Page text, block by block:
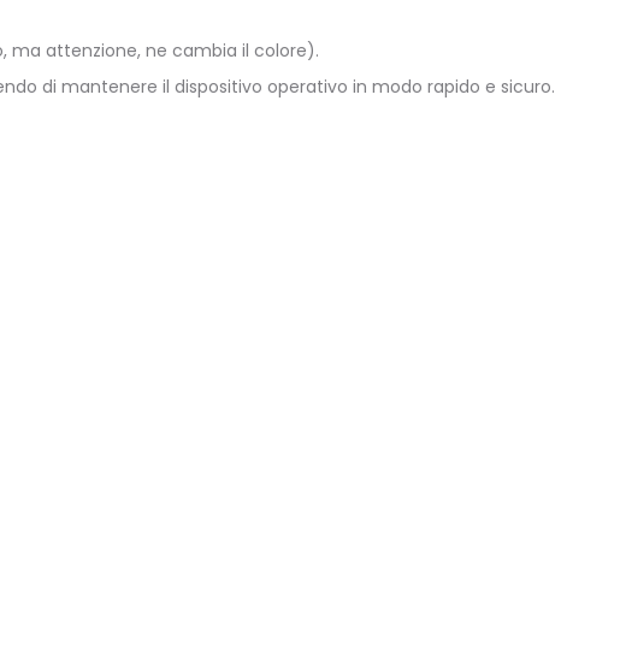
ma attenzione, ne cambia il colore).
di mantenere il dispositivo operativo in modo rapido e sicuro.